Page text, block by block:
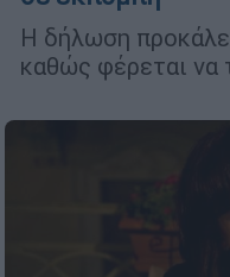
Η δήλωση
καθώς φέρεται να